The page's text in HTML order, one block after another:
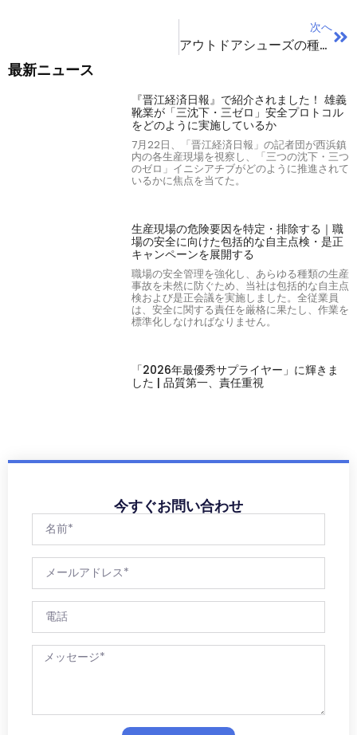
次へ
アウトドアシューズの種類：シューズブランド完全ガイド
最新ニュース
『晋江経済日報』で紹介されました！ 雄義
靴業が「三沈下・三ゼロ」安全プロトコル
をどのように実施しているか
7月22日、「晋江経済日報」の記者団が西浜鎮
内の各生産現場を視察し、「三つの沈下・三つ
のゼロ」イニシアチブがどのように推進されて
いるかに焦点を当てた。
生産現場の危険要因を特定・排除する｜職
場の安全に向けた包括的な自主点検・是正
キャンペーンを展開する
職場の安全管理を強化し、あらゆる種類の生産
事故を未然に防ぐため、当社は包括的な自主点
検および是正会議を実施しました。全従業員
は、安全に関する責任を厳格に果たし、作業を
標準化しなければなりません。
「2026年最優秀サプライヤー」に輝きま
した | 品質第一、責任重視
今すぐお問い合わせ